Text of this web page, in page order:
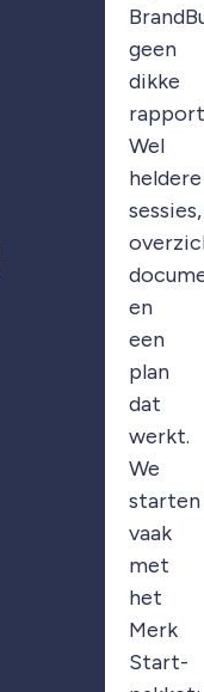
geen
dikke
Wel
heldere
sessies,
en
een
plan
dat
werkt.
We
starten
vaak
met
het
Merk
Start-